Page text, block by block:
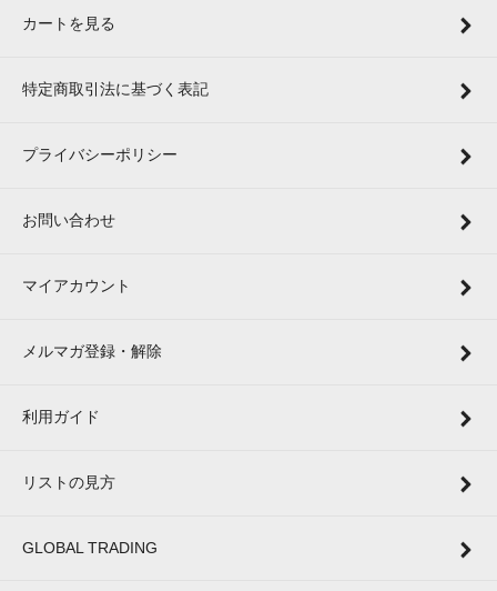
カートを見る
特定商取引法に基づく表記
プライバシーポリシー
お問い合わせ
マイアカウント
メルマガ登録・解除
利用ガイド
リストの見方
GLOBAL TRADING